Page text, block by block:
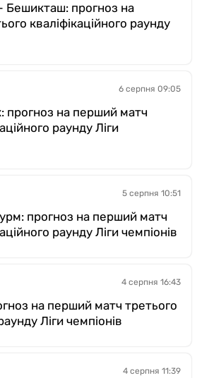
Бешикташ: прогноз на
кваліфікаційного раунду
6 серпня 09:05
прогноз на перший матч
раунду Ліги
5 серпня 10:51
прогноз на перший матч
раунду Ліги чемпіонів
4 серпня 16:43
на перший матч третього
Ліги чемпіонів
4 серпня 11:39